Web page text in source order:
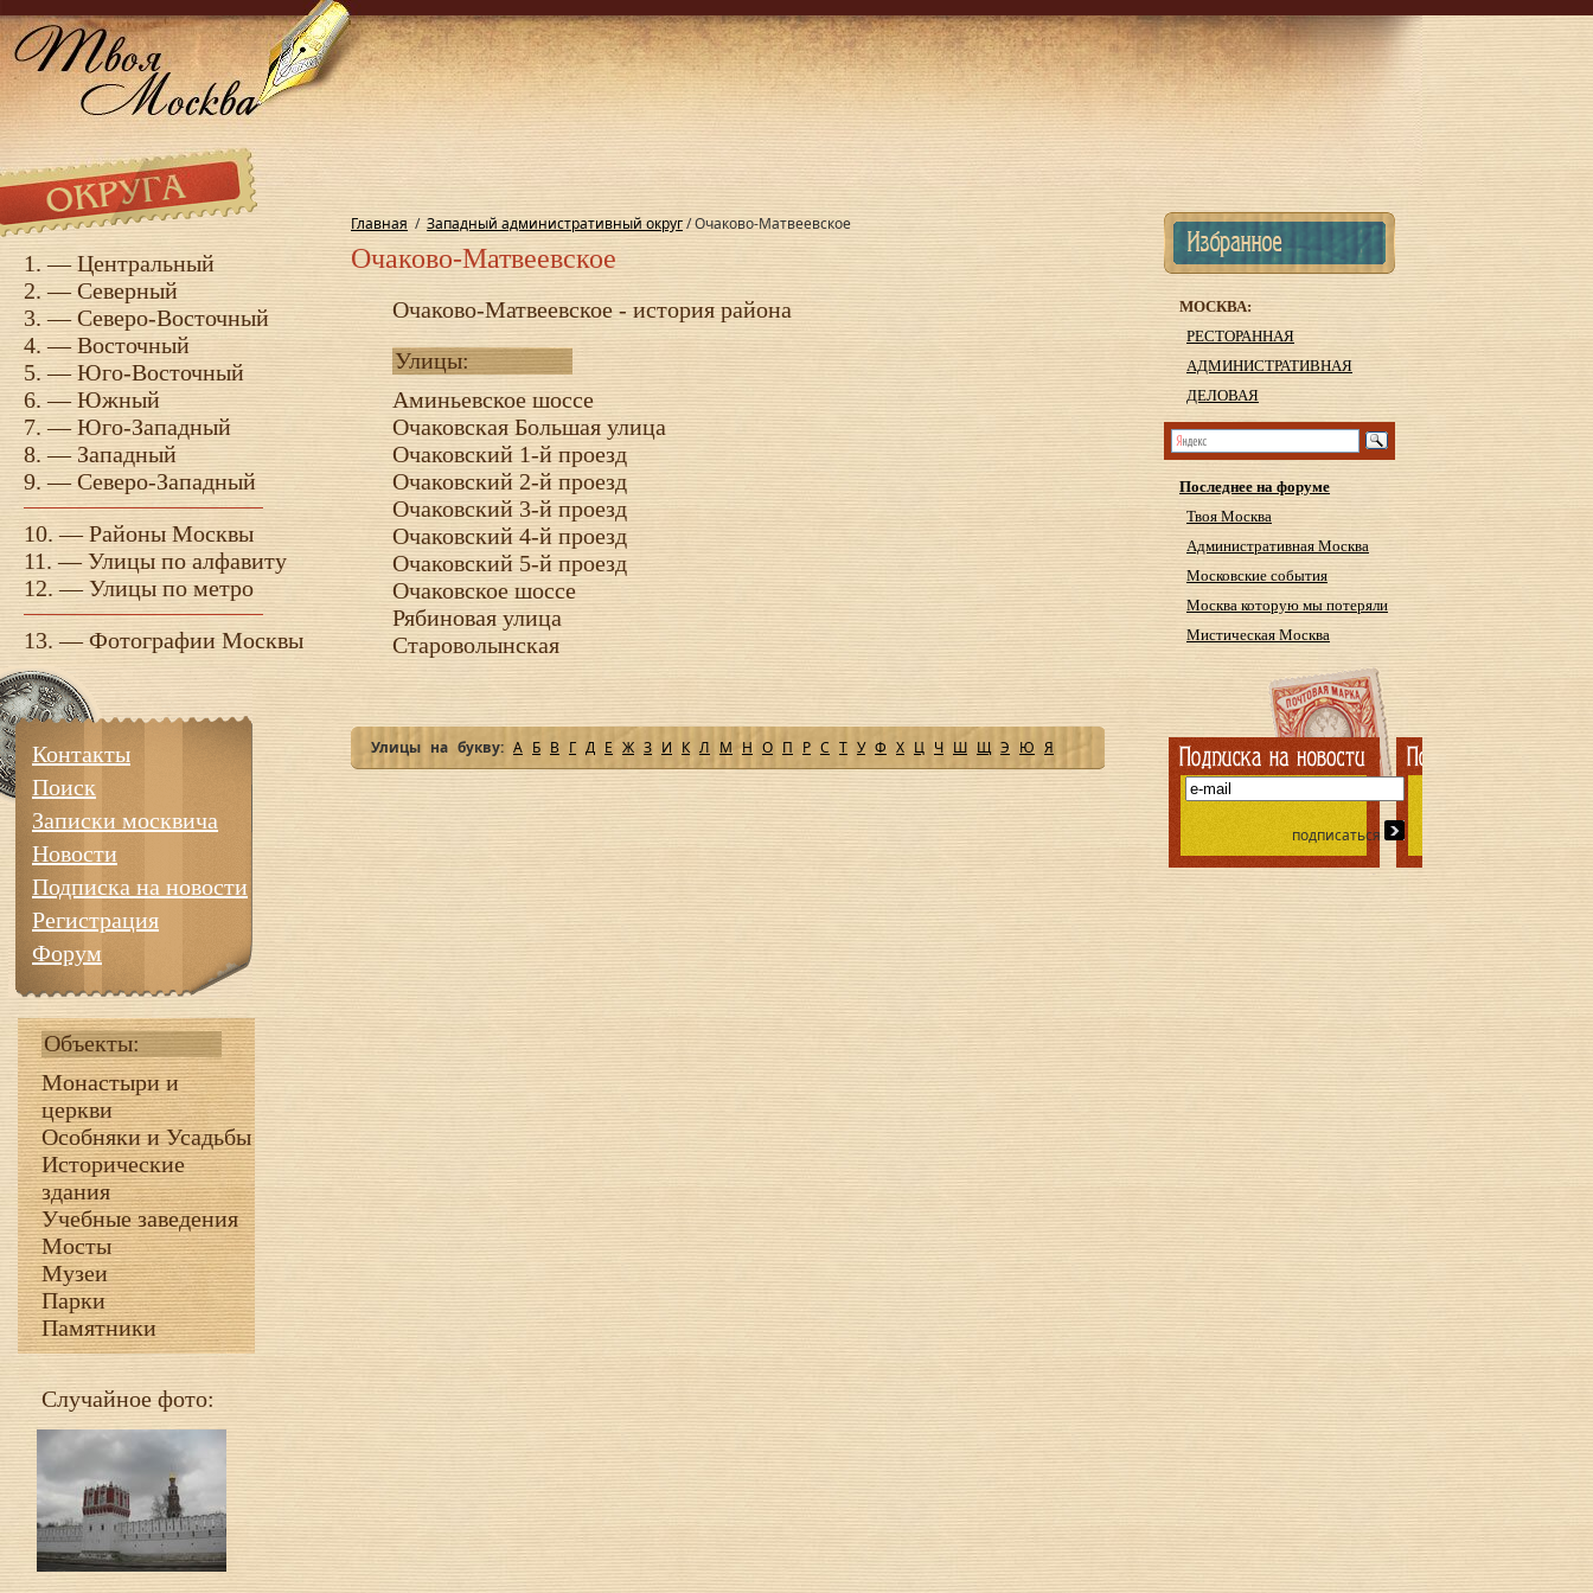
1. —Центральный
2. —Северный
3. —Северо-Восточный
4. —Восточный
5. —Юго-Восточный
6. —Южный
7. —Юго-Западный
8. —Западный
9. —Северо-Западный
10. —Районы Москвы
11. —Улицы по алфавиту
12. —Улицы по метро
13. —Фотографии Москвы
Контакты
Поиск
Записки москвича
Новости
Подписка на новости
Регистрация
Форум
Объекты:
Монастыри и
церкви
Особняки и Усадьбы
Исторические
здания
Учебные заведения
Мосты
Музеи
Парки
Памятники
Случайное фото:
Главная / Западный административный округ/ Очаково-Матвеевское
Очаково-Матвеевское
Очаково-Матвеевское - история района
Улицы:
Аминьевское шоссе
Очаковская Большая улица
Очаковский 1-й проезд
Очаковский 2-й проезд
Очаковский 3-й проезд
Очаковский 4-й проезд
Очаковский 5-й проезд
Очаковское шоссе
Рябиновая улица
Староволынская
Улицы на букву: А Б В Г Д Е Ж З И К Л М Н О П Р С Т У Ф Х Ц Ч Ш Щ Э Ю Я
МОСКВА:
РЕСТОРАННАЯ
АДМИНИСТРАТИВНАЯ
ДЕЛОВАЯ
Последнее на форуме
Твоя Москва
Административная Москва
Московские события
Москва которую мы потеряли
Мистическая Москва
подписаться